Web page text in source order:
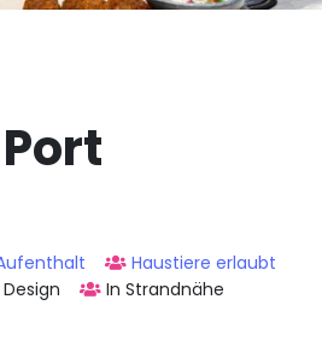
Haustiere erlaubt
Design In Strandnähe